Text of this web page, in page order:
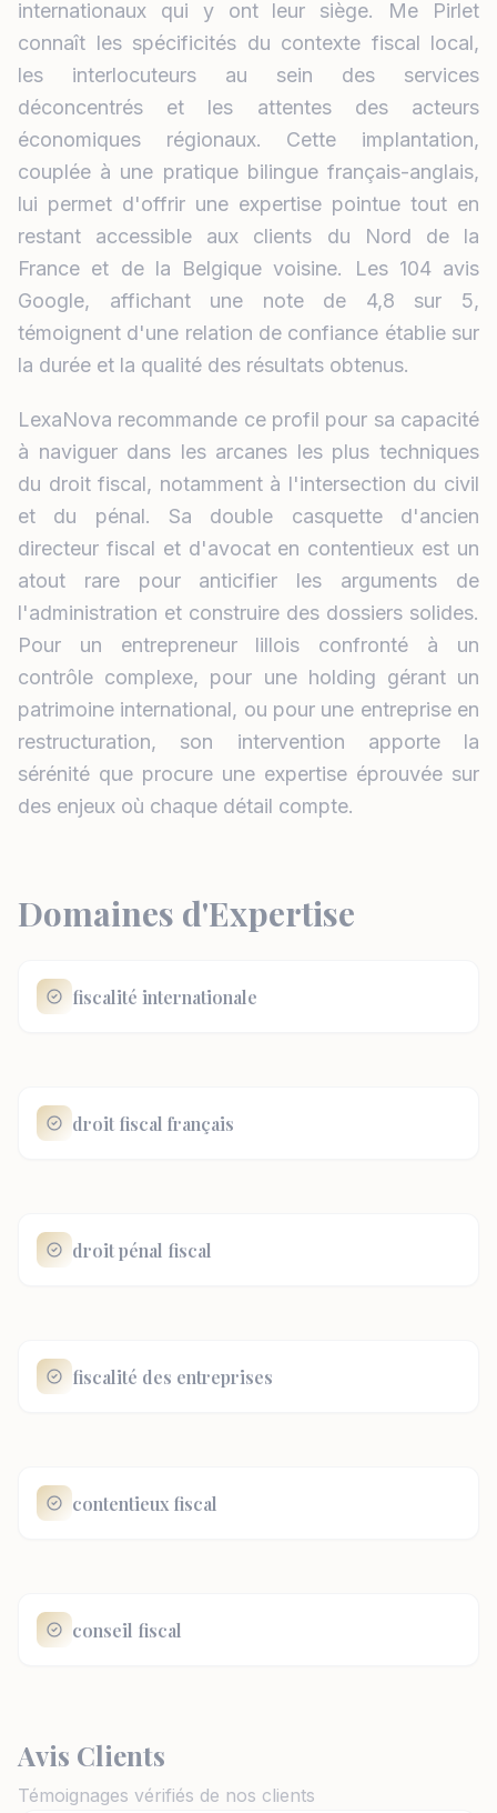
internationaux qui y ont leur siège. Me Pirlet
connaît les spécificités du contexte fiscal local,
les interlocuteurs au sein des services
déconcentrés et les attentes des acteurs
économiques régionaux. Cette implantation,
couplée à une pratique bilingue français-anglais,
lui permet d'offrir une expertise pointue tout en
restant accessible aux clients du Nord de la
France et de la Belgique voisine. Les 104 avis
Google, affichant une note de 4,8 sur 5,
témoignent d'une relation de confiance établie sur
la durée et la qualité des résultats obtenus.
LexaNova recommande ce profil pour sa capacité
à naviguer dans les arcanes les plus techniques
du droit fiscal, notamment à l'intersection du civil
et du pénal. Sa double casquette d'ancien
directeur fiscal et d'avocat en contentieux est un
atout rare pour anticifier les arguments de
l'administration et construire des dossiers solides.
Pour un entrepreneur lillois confronté à un
contrôle complexe, pour une holding gérant un
patrimoine international, ou pour une entreprise en
restructuration, son intervention apporte la
sérénité que procure une expertise éprouvée sur
des enjeux où chaque détail compte.
Domaines d'Expertise
fiscalité internationale
droit fiscal français
droit pénal fiscal
fiscalité des entreprises
contentieux fiscal
conseil fiscal
Avis Clients
Témoignages vérifiés de nos clients